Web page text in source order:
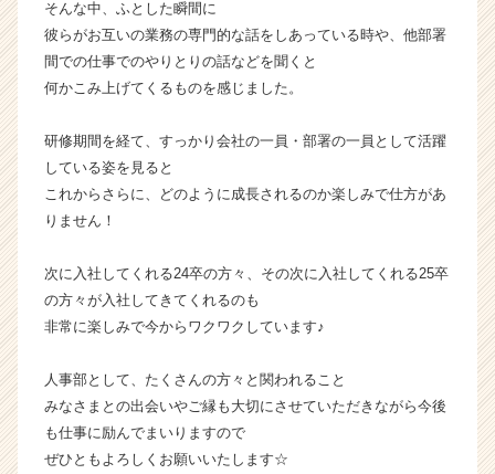
届
く
就
サ
ト
ャ
リ
ア
h
e
r
C
そんな中、ふとした瞬間に
彼らがお互いの業務の専門的な話をしあっている時や、他部署
間での仕事でのやりとりの話などを聞くと
何かこみ上げてくるものを感じました。
研修期間を経て、すっかり会社の一員・部署の一員として活躍
している姿を見ると
これからさらに、どのように成長されるのか楽しみで仕方があ
りません！
次に入社してくれる24卒の方々、その次に入社してくれる25卒
の方々が入社してきてくれるのも
非常に楽しみで今からワクワクしています♪
人事部として、たくさんの方々と関われること
みなさまとの出会いやご縁も大切にさせていただきながら今後
も仕事に励んでまいりますので
ぜひともよろしくお願いいたします☆